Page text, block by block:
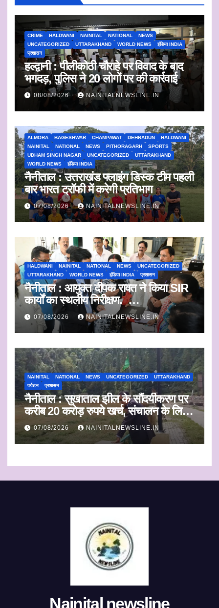
CRIME HALDWANI NAINITAL NATIONAL
NEWS
UNCATEGORIZED
UTTARAKHAND WORLD NEWS
इंडिया INDIA
प्रशासन
हल्द्वानी : पीलीकोठी चौराहे पर विवाद के बाद
भगदड़, पुलिस ने 20 लोगों पर की कार्रवाई
08/08/2026 NAINITALNEWSLINE.IN
ALMORA BAGESHWAR CHAMPAWAT DEHRADUN
HALDWANI
NAINITAL
NATIONAL NEWS PITHORAGARH
SPORTS
UDHAM SINGH NAGAR
UNCATEGORIZED
UTTARAKHAND
WORLD NEWS
इंडिया INDIA
नैनीताल : उत्तराखंड फ्लाइंग डिस्क टीम पहली
बार भारत ट्रॉफी में करेगी प्रतिभाग
07/08/2026 NAINITALNEWSLINE.IN
HALDWANI NAINITAL NATIONAL NEWS
UNCATEGORIZED
UTTARAKHAND
WORLD NEWS इंडिया INDIA प्रशासन
नैनीताल : आयुक्त दीपक रावत ने किया SIR
कार्यों का स्थलीय निरीक्षण.
अधिकारियों को दिए समयबद्ध निस्तारण और
पारदर्शिता के निर्देश
07/08/2026 NAINITALNEWSLINE.IN
NAINITAL NATIONAL NEWS UNCATEGORIZED
UTTARAKHAND
पर्यटन
प्रशासन
नैनीताल : सुखाताल झील के सौंदर्यीकरण पर
करीब 20 करोड़ रुपये खर्च, संचालन के लिए
संस्था का चयन जल्द
07/08/2026 NAINITALNEWSLINE.IN
Nainital newsline